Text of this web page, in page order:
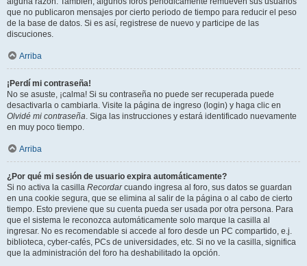
que no publicaron mensajes por cierto periodo de tiempo para reducir el peso
de la base de datos. Si es así, registrese de nuevo y participe de las
discuciones.
Arriba
¡Perdí mi contraseña!
No se asuste, ¡calma! Si su contraseña no puede ser recuperada puede
desactivarla o cambiarla. Visite la página de ingreso (login) y haga clic en
Olvidé mi contraseña. Siga las instrucciones y estará identificado nuevamente
en muy poco tiempo.
Arriba
¿Por qué mi sesión de usuario expira automáticamente?
Si no activa la casilla Recordarcuando ingresa al foro, sus datos se guardan
en una cookie segura, que se elimina al salir de la página o al cabo de cierto
tiempo. Esto previene que su cuenta pueda ser usada por otra persona. Para
que el sistema le reconozca automáticamente solo marque la casilla al
ingresar. No es recomendable si accede al foro desde un PC compartido, e.j.
biblioteca, cyber-cafés, PCs de universidades, etc. Si no ve la casilla, significa
que la administración del foro ha deshabilitado la opción.